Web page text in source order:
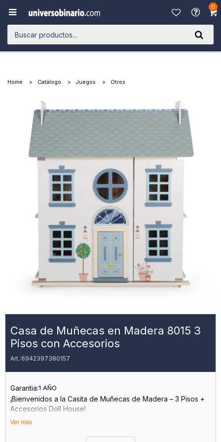
0

Home Catálogo Juegos Otros
Casa de Muñecas en Madera 8015 3
Pisos con Accesorios
6942397380157
Garantia:1 AÑO
¡Bienvenidos a la Casita de Muñecas de Madera – 3 Pisos +
Accesorios Doll House!
Hogar Ideal para Que tus Muñecas Vivan Todo Tipo de
Ver mas